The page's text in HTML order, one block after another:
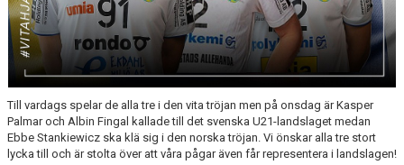
Till vardags spelar de alla tre i den vita tröjan men på onsdag är Kasper
Palmar och Albin Fingal kallade till det svenska U21-landslaget medan
Ebbe Stankiewicz ska klä sig i den norska tröjan. Vi önskar alla tre stort
lycka till och är stolta över att våra pågar även får representera i landslagen!